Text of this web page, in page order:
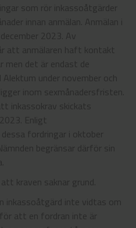
som rör inkassoåtgärder
innan anmälan. Anmälan i
2023. Av
att anmälaren haft kontakt
men det är endast de
under november och
inom sexmånadersfristen.
inkassokrav skickats
Enligt
fordringar i oktober
begränsar därför sin
kraven saknar grund.
inkassoåtgärd inte vidtas om
att en fordran inte är